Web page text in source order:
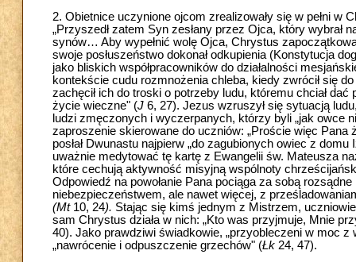
2. Obietnice uczynione ojcom zrealizowały się w pełni w
„Przyszedł zatem Syn zesłany przez Ojca, który wybrał
synów… Aby wypełnić wolę Ojca, Chrystus
swoje posłuszeństwo dokonał odkupienia (Konstytucja
jako bliskich współpracowników do działalności
kontekście cudu rozmnożenia chleba, kiedy zwrócił się
zachęcił ich do troski o potrzeby ludu, któremu chciał
życie wieczne" (J 6, 27). Jezus wzruszył się sytuacją
ludzi zmęczonych i wyczerpanych, którzy byli „jak owce
zaproszenie skierowane do uczniów: „Proście więc Pana
posłał Dwunastu najpierw „do zagubionych owiec z
uważnie medytować tę kartę z Ewangelii św. Mateusza
które cechują aktywność misyjną wspólnoty
Odpowiedź na powołanie Pana pociąga za sobą
niebezpieczeństwem, ale nawet więcej, z
(Mt 10, 24). Stając się kimś jednym z Mistrzem,
sam Chrystus działa w nich: „Kto was przyjmuje, Mnie
40). Jako prawdziwi świadkowie, „przyobleczeni w moc z
„nawrócenie i odpuszczenie grzechów" (Łk 24, 47).